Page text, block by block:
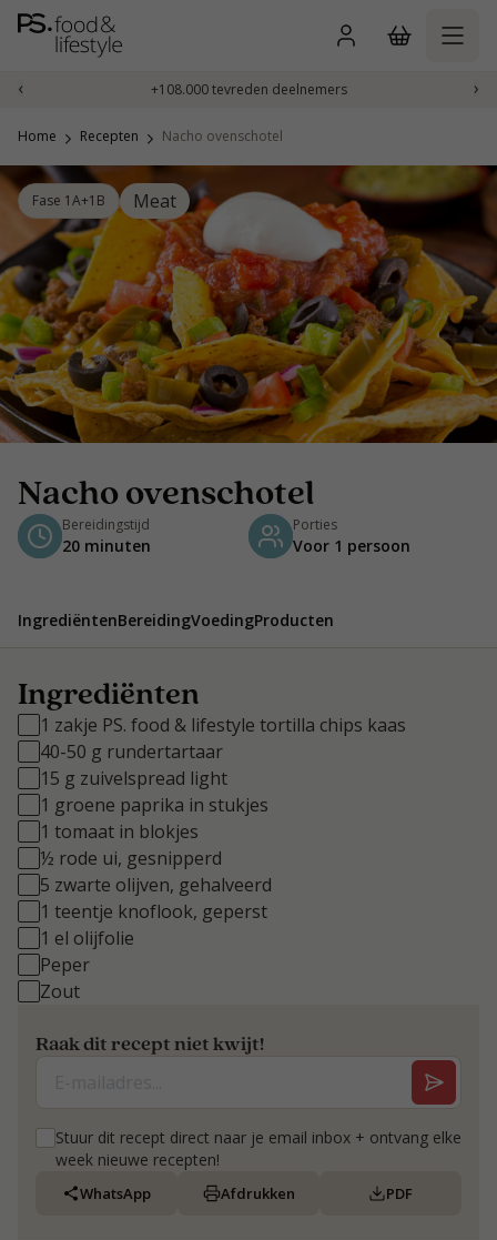
Naar
inhoud
‹ +108.000 tevreden deelnemers ›
Home Recepten Nacho ovenschotel
Fase 1A+1B Meat
Nacho ovenschotel
Bereidingstijd
20 minuten
Porties
Voor 1 persoon
IngrediëntenBereidingVoedingProducten
Ingrediënten
1 zakje PS. food & lifestyle tortilla chips kaas
40-50 g rundertartaar
15 g zuivelspread light
1 groene paprika in stukjes
1 tomaat in blokjes
½ rode ui, gesnipperd
5 zwarte olijven, gehalveerd
1 teentje knoflook, geperst
1 el olijfolie
Peper
Zout
Raak dit recept niet kwijt!
Stuur dit recept direct naar je email inbox + ontvang elke
week nieuwe recepten!
WhatsApp Afdrukken PDF